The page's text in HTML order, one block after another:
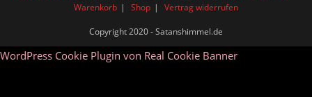
Warenkorb
Shop Vertrag widerrufen
Copyright 2020 - Satanshimmel.de
WordPress Cookie Plugin von Real Cookie Banner